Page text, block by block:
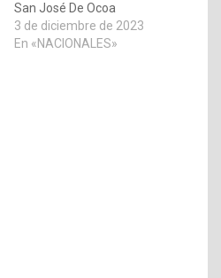
San José De Ocoa
3 de diciembre de 2023
En «NACIONALES»